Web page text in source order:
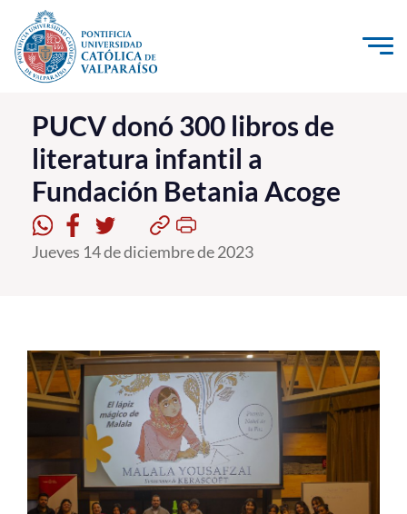
Click acá para ir directamente al contenido
La Universidad
Investigación, Creación e Innovación
PUCV Internacional
Vinculación con el Medio
Postgrado
Formación Continua
Estudiantes
Académicos
PUCV donó 300 libros de
literatura infantil a
Fundación Betania Acoge
Jueves 14 de diciembre de 2023